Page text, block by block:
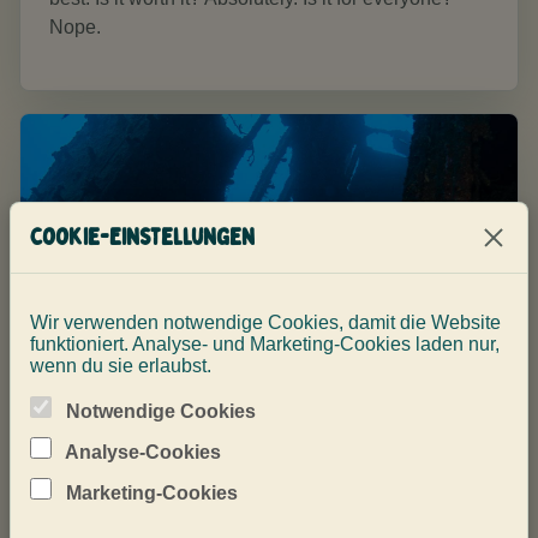
Nope.
Cookie-Einstellungen
Wir verwenden notwendige Cookies, damit die Website
funktioniert. Analyse- und Marketing-Cookies laden nur,
wenn du sie erlaubst.
Notwendige Cookies
Analyse-Cookies
Marketing-Cookies